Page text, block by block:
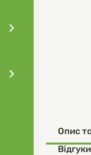
Одяг
Корм
Опис